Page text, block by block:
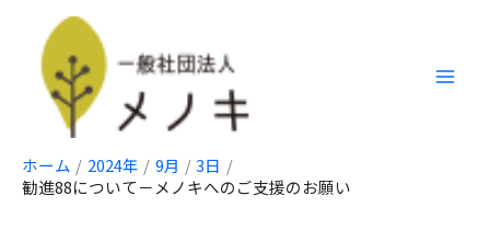
ホーム 2024年 9月
3日
勧進88について－メノキへのご支援のお願い